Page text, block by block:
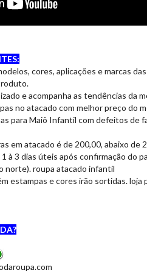
cores, aplicações e marcas
e acompanha as tendências da
no atacado com melhor preço do
para Maiô Infantil com defeitos de
em atacado é de 200,00, abaixo
à 3 dias úteis após confirmação do
norte). roupa atacado infantil
estampas e cores irão sortidas. loja